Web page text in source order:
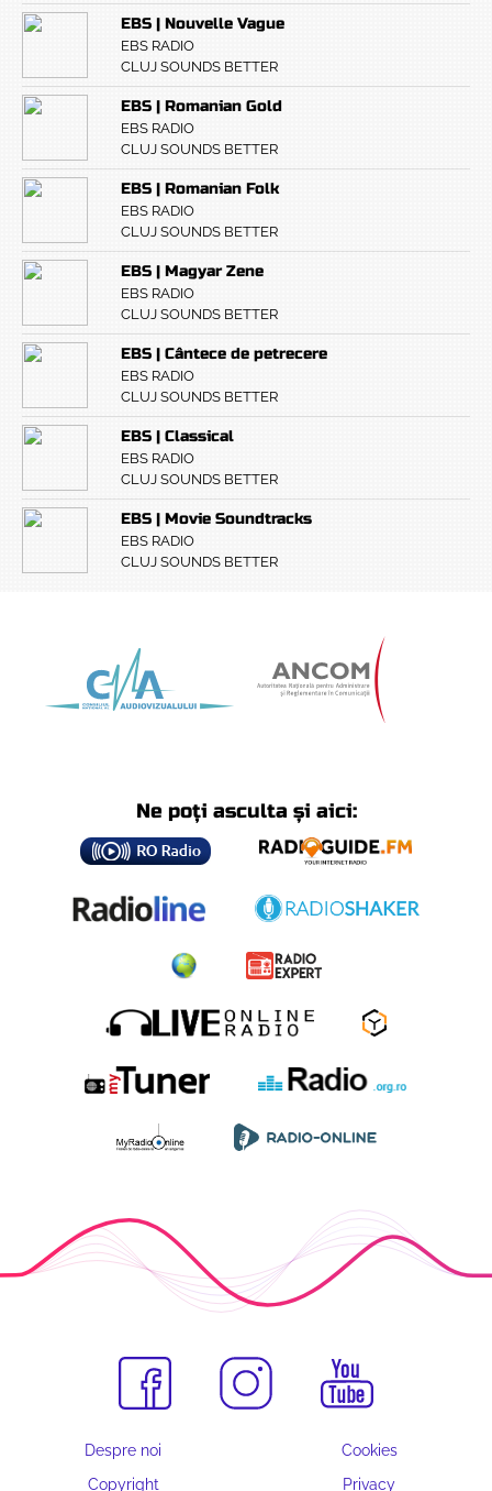
EBS | Nouvelle Vague
EBS RADIO
CLUJ SOUNDS BETTER
EBS | Romanian Gold
EBS RADIO
CLUJ SOUNDS BETTER
EBS | Romanian Folk
EBS RADIO
CLUJ SOUNDS BETTER
EBS | Magyar Zene
EBS RADIO
CLUJ SOUNDS BETTER
EBS | Cântece de petrecere
EBS RADIO
CLUJ SOUNDS BETTER
EBS | Classical
EBS RADIO
CLUJ SOUNDS BETTER
EBS | Movie Soundtracks
EBS RADIO
CLUJ SOUNDS BETTER
Ne poți asculta și aici:
Despre noi
Cookies
Copyright
Privacy